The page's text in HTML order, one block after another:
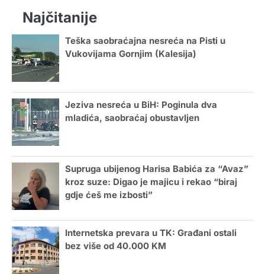
Najčitanije
Teška saobraćajna nesreća na Pisti u
Vukovijama Gornjim (Kalesija)
Jeziva nesreća u BiH: Poginula dva
mladića, saobraćaj obustavljen
Supruga ubijenog Harisa Babića za “Avaz”
kroz suze: Digao je majicu i rekao “biraj
gdje ćeš me izbosti”
Internetska prevara u TK: Građani ostali
bez više od 40.000 KM